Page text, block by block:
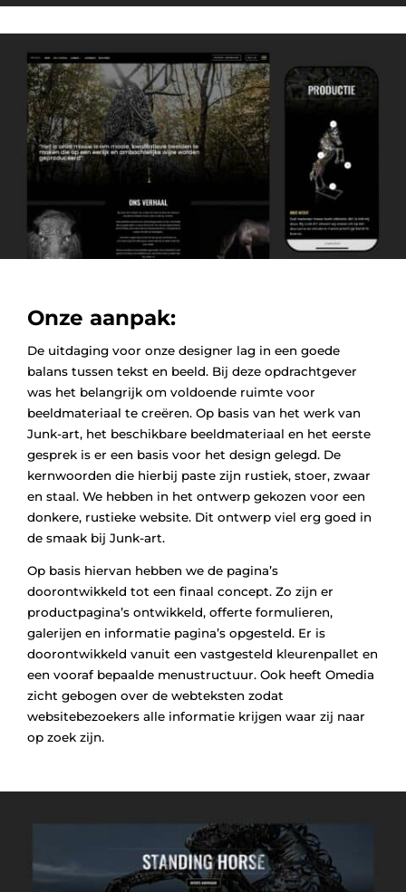
Onze aanpak:
De uitdaging voor onze designer lag in een goede
balans tussen tekst en beeld. Bij deze opdrachtgever
was het belangrijk om voldoende ruimte voor
beeldmateriaal te creëren. Op basis van het werk van
Junk-art, het beschikbare beeldmateriaal en het eerste
gesprek is er een basis voor het design gelegd. De
kernwoorden die hierbij paste zijn rustiek, stoer, zwaar
en staal. We hebben in het ontwerp gekozen voor een
donkere, rustieke website. Dit ontwerp viel erg goed in
de smaak bij Junk-art.
Op basis hiervan hebben we de pagina’s
doorontwikkeld tot een finaal concept. Zo zijn er
productpagina’s ontwikkeld, offerte formulieren,
galerijen en informatie pagina’s opgesteld. Er is
doorontwikkeld vanuit een vastgesteld kleurenpallet en
een vooraf bepaalde menustructuur. Ook heeft Omedia
zicht gebogen over de webteksten zodat
websitebezoekers alle informatie krijgen waar zij naar
op zoek zijn.